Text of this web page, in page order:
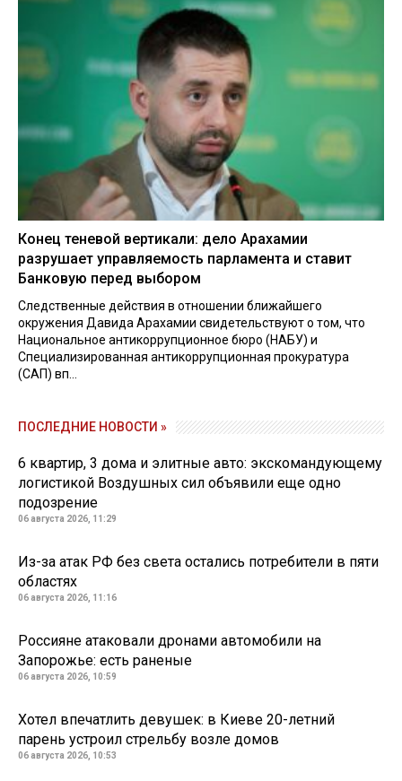
Конец теневой вертикали: дело Арахамии
разрушает управляемость парламента и ставит
Банковую перед выбором
Следственные действия в отношении ближайшего
окружения Давида Арахамии свидетельствуют о том, что
Национальное антикоррупционное бюро (НАБУ) и
Специализированная антикоррупционная прокуратура
(САП) вп...
ПОСЛЕДНИЕ НОВОСТИ »
6 квартир, 3 дома и элитные авто: экскомандующему
логистикой Воздушных сил объявили еще одно
подозрение
06 августа 2026, 11:29
Из-за атак РФ без света остались потребители в пяти
областях
06 августа 2026, 11:16
Россияне атаковали дронами автомобили на
Запорожье: есть раненые
06 августа 2026, 10:59
Хотел впечатлить девушек: в Киеве 20-летний
парень устроил стрельбу возле домов
06 августа 2026, 10:53